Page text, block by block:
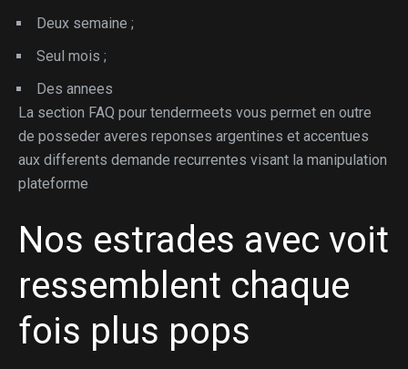
Deux semaine ;
Seul mois ;
Des annees
La section FAQ pour tendermeets vous permet en outre
de posseder averes reponses argentines et accentues
aux differents demande recurrentes visant la manipulation
plateforme
Nos estrades avec voit
ressemblent chaque
fois plus pops